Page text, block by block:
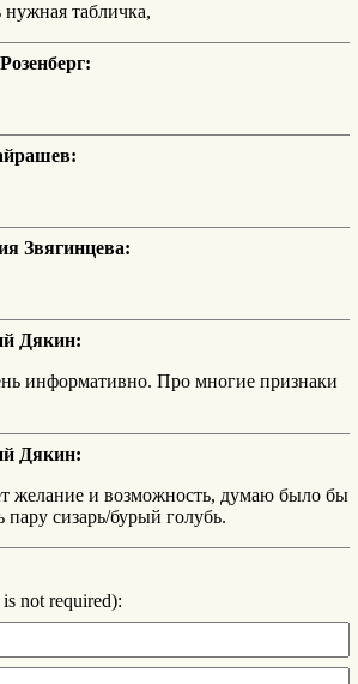
табличка,
Звягинцева:
Дякин:
информативно. Про многие признаки
Дякин:
желание и возможность, думаю было бы
пару сизарь/бурый голубь.
not required):